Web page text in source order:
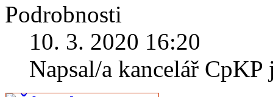
Podrobnosti
10. 3. 2020 16:20
Napsal/a kancelář